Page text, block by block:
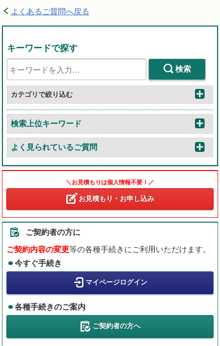
よくあるご質問へ戻る
キーワードで探す
検索
カテゴリで絞り込む
検索上位キーワード
よく見られているご質問
＼お見積もりは個人情報不要！／
お見積もり・お申し込み
ご契約者の方に
ご契約内容の変更等の各種手続きにご利用いただけます。
今すぐ手続き
マイページログイン
各種手続きのご案内
ご契約者の方へ